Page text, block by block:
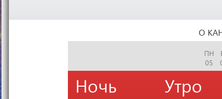
О
ПН
05
Ночь Утро